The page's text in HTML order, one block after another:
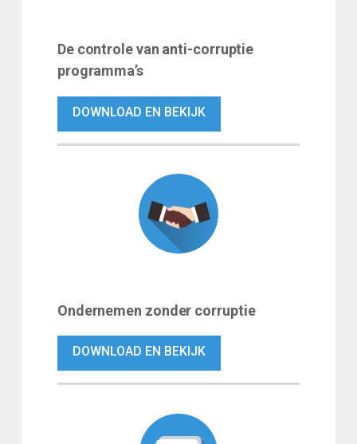
De controle van anti-corruptie
programma’s
DOWNLOAD EN BEKIJK
Ondernemen zonder corruptie
DOWNLOAD EN BEKIJK